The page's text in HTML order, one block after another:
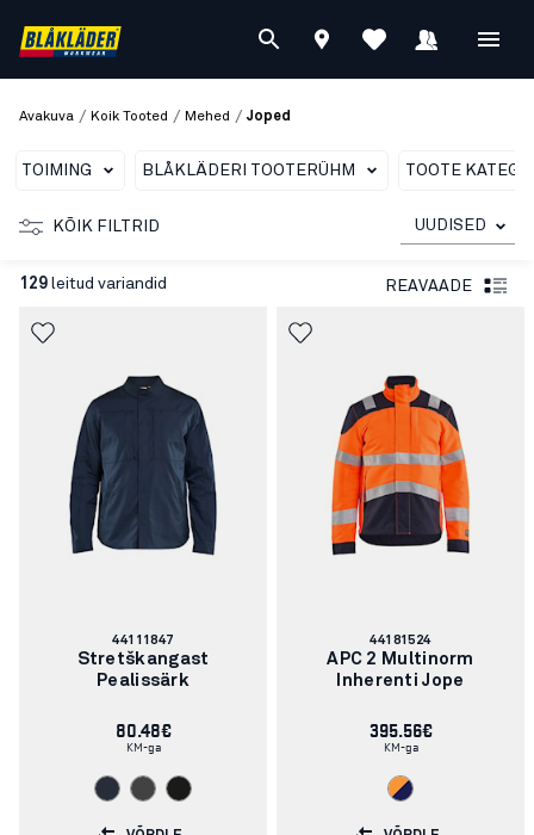
Avakuva / Koik Tooted / Mehed / Joped
TOIMING BLÅKLÄDERI TOOTERÜHM TOOTE
KÕIK FILTRID UUDISED
129 leitud variandid REAVAADE
Artikli
number:
44111847
Stretškangast
Pealissärk
80.48€
KM-ga
Artikli
number:
44181524
APC 2 Multinorm
Inherenti Jope
395.56€
KM-ga